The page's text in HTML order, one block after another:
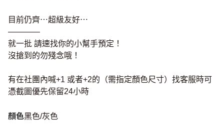
目前仍齊⋯超級友好⋯
————
就一批 請速找你的小幫手預定！
沒搶到的勿殘念哦！
有在社團內喊+1 或者+2的（需指定顏色尺寸）找客服時可
憑截圖優先保留24小時
顏色黑色/灰色